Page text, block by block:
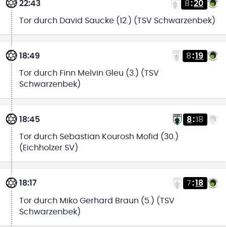
22:43 8:20
Tor durch David Saucke (12.) (TSV Schwarzenbek)
18:49 8:19
Tor durch Finn Melvin Gleu (3.) (TSV
Schwarzenbek)
18:45 8:18
Tor durch Sebastian Kourosh Mofid (30.)
(Eichholzer SV)
18:17 7:18
Tor durch Miko Gerhard Braun (5.) (TSV
Schwarzenbek)